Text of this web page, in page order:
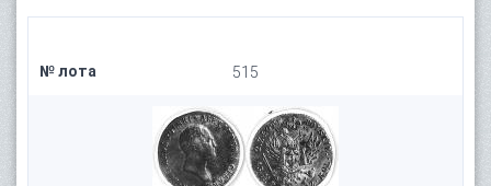
№ лота 515